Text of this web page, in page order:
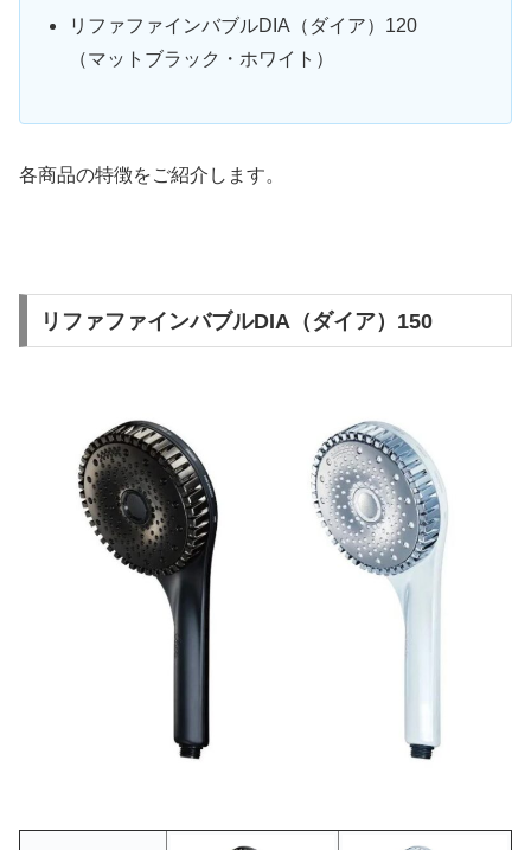
リファファインバブルDIA（ダイア）120
（マットブラック・ホワイト）
各商品の特徴をご紹介します。
リファファインバブルDIA（ダイア）150